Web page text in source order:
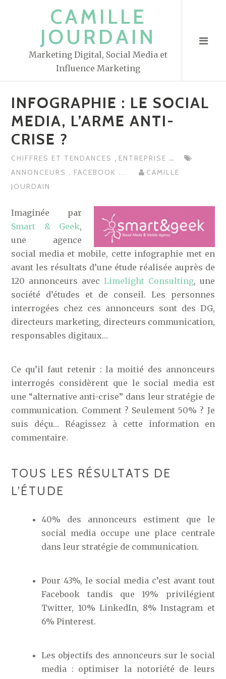
CAMILLE
JOURDAIN
Marketing Digital, Social Media et
Influence Marketing
INFOGRAPHIE : LE SOCIAL
MEDIA, L’ARME ANTI-
CRISE ?
CHIFFRES ET TENDANCES , ENTREPRISE ...
ANNONCEURS , FACEBOOK ...
CAMILLE
JOURDAIN
Imaginée par
Smart & Geek,
une agence
social media et mobile, cette infographie met en
avant les résultats d’une étude réalisée auprès de
120 annonceurs avec Limelight Consulting, une
société d’études et de conseil. Les personnes
interrogées chez ces annonceurs sont des DG,
directeurs marketing, directeurs communication,
responsables digitaux…
Ce qu’il faut retenir : la moitié des annonceurs
interrogés considèrent que le social media est
une “alternative anti-crise” dans leur stratégie de
communication. Comment ? Seulement 50% ? Je
suis déçu… Réagissez à cette information en
commentaire.
TOUS LES RÉSULTATS DE
L’ÉTUDE
40% des annonceurs estiment que le
social media occupe une place centrale
dans leur stratégie de communication.
Pour 43%, le social media c’est avant tout
Facebook tandis que 19% privilégient
Twitter, 10% LinkedIn, 8% Instagram et
6% Pinterest.
Les objectifs des annonceurs sur le social
media : optimiser la notoriété de leurs